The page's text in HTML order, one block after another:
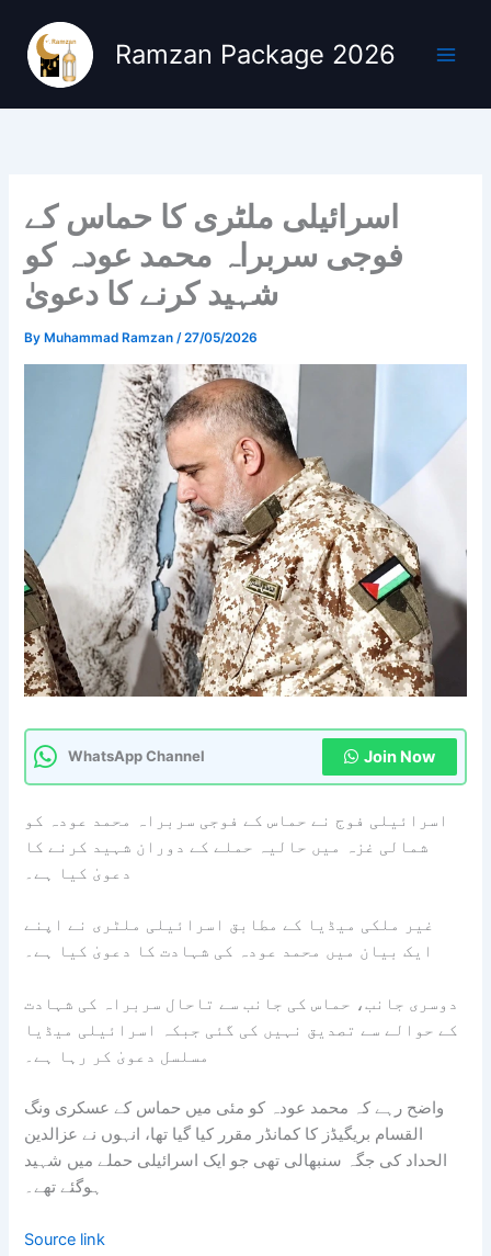
content
Ramzan Package 2026
اسرائیلی ملٹری کا حماس کے
فوجی سربراہ محمد عودہ کو
شہید کرنے کا دعویٰ
By Muhammad Ramzan/27/05/2026
WhatsApp Channel Join Now
اسرائیلی فوج نے حماس کے فوجی سربراہ محمد عودہ کو
شمالی غزہ میں حالیہ حملے کے دوران شہید کرنے کا
دعویٰ کیا ہے۔
غیر ملکی میڈیا کے مطابق اسرائیلی ملٹری نے اپنے
ایک بیان میں محمد عودہ کی شہادت کا دعویٰ کیا ہے۔
دوسری جانب، حماس کی جانب سے تاحال سربراہ کی شہادت
کے حوالے سے تصدیق نہیں کی گئی جبکہ اسرائیلی میڈیا
مسلسل دعویٰ کر رہا ہے۔
واضح رہے کہ محمد عودہ کو مئی میں حماس کے عسکری ونگ
القسام بریگیڈز کا کمانڈر مقرر کیا گیا تھا، انہوں نے عزالدین
الحداد کی جگہ سنبھالی تھی جو ایک اسرائیلی حملے میں شہید
ہوگئے تھے۔
Source link